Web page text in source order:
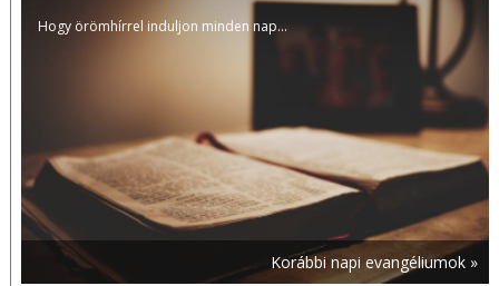
Hogy örömhírrel induljon minden nap...
Korábbi napi evangéliumok »